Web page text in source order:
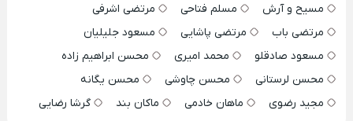
مسیح و آرش
مسلم فتاحی
مرتضی اشرفی
مرتضی باب
مرتضی پاشایی
مسعود جلیلیان
مسعود صادقلو
محمد امیری
محسن ابراهیم زاده
محسن لرستانی
محسن چاوشی
محسن یگانه
مجید رضوی
ماهان خادمی ماکان بند گرشا رضایی